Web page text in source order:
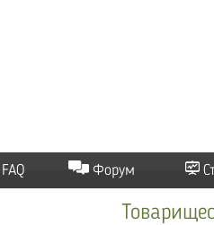
FAQ Форум